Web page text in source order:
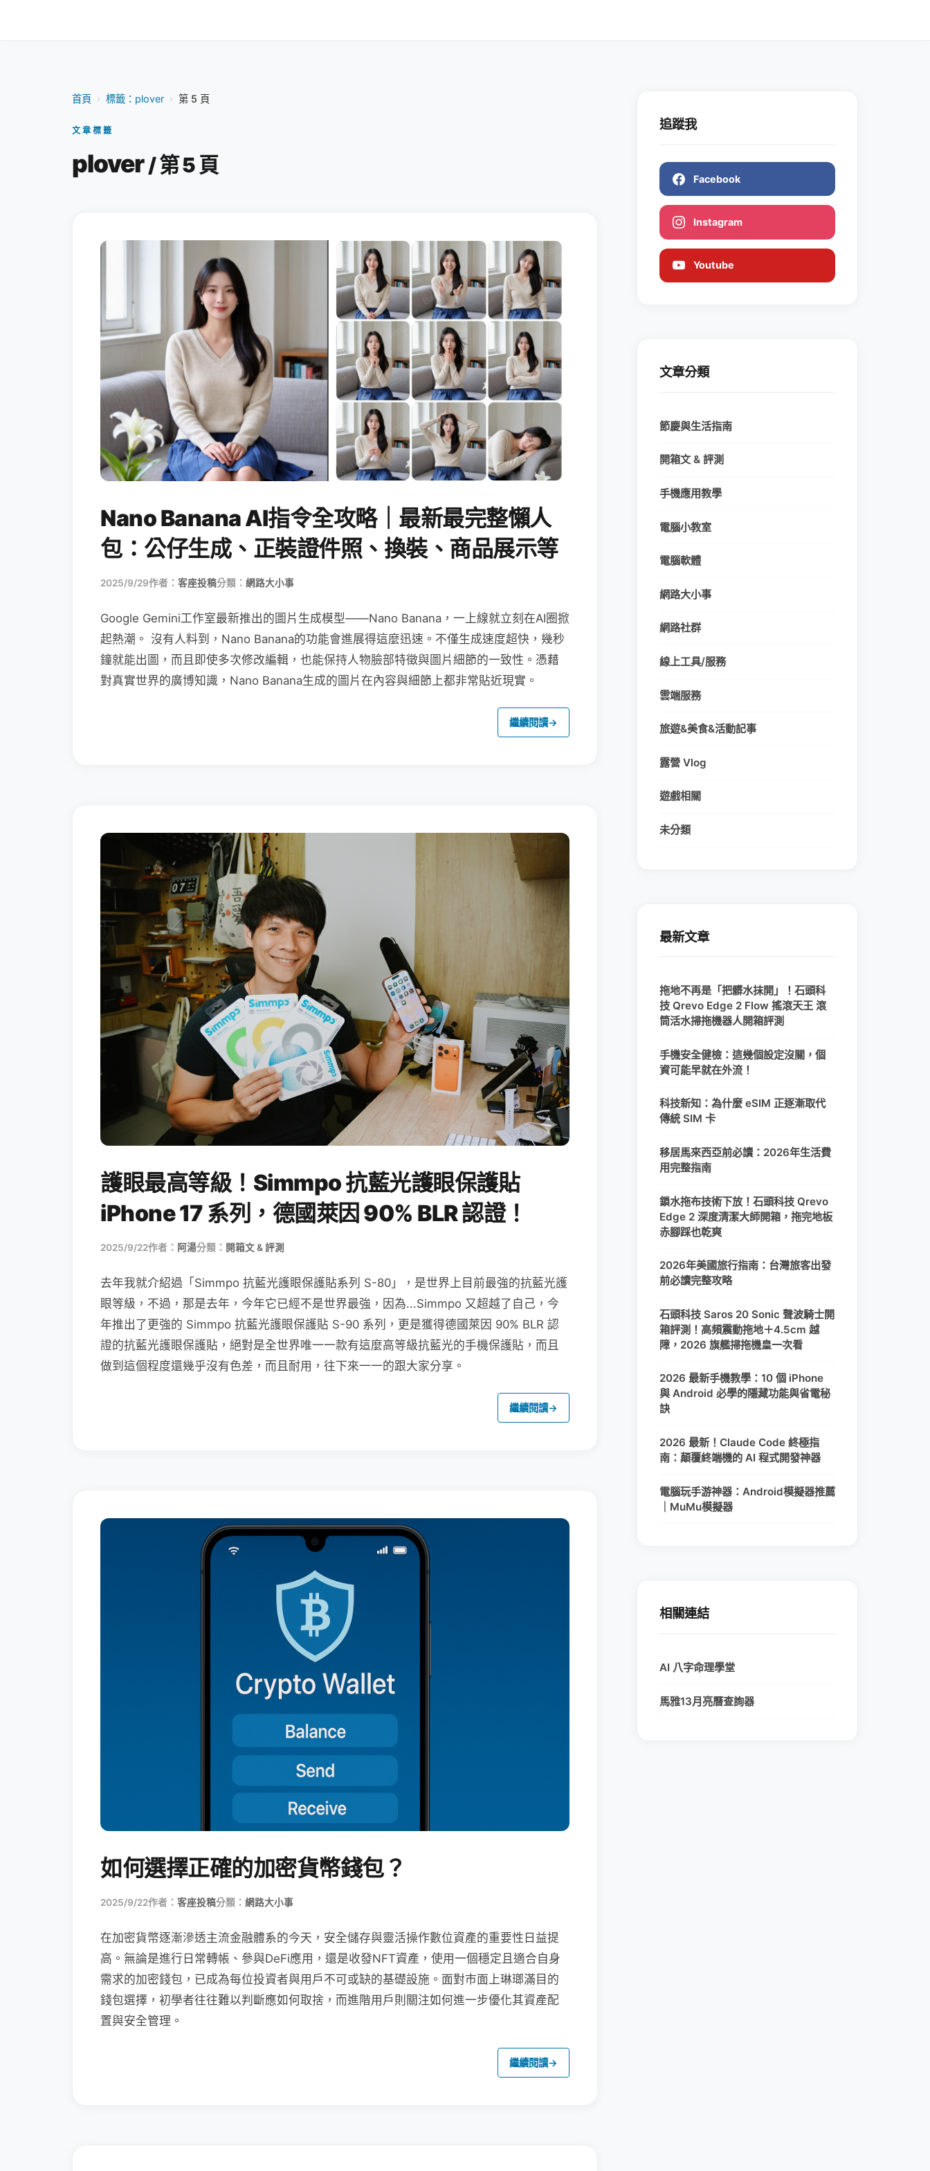
首頁 › 標籤：plover › 第 5 頁
文章標籤
plover/ 第 5 頁
Nano Banana AI指令全攻略｜最新最完整懶人
包：公仔生成、正裝證件照、換裝、商品展示等
2025/9/29作者： 客座投稿分類： 網路大小事
Google Gemini工作室最新推出的圖片生成模型——Nano Banana，一上線就立刻在AI圈掀
起熱潮。 沒有人料到，Nano Banana的功能會進展得這麼迅速。不僅生成速度超快，幾秒
鐘就能出圖，而且即使多次修改編輯，也能保持人物臉部特徵與圖片細節的一致性。憑藉
對真實世界的廣博知識，Nano Banana生成的圖片在內容與細節上都非常貼近現實。
繼續閱讀→
護眼最高等級！Simmpo 抗藍光護眼保護貼
iPhone 17 系列，德國萊因 90% BLR 認證！
2025/9/22作者： 阿湯分類： 開箱文 & 評測
去年我就介紹過「Simmpo 抗藍光護眼保護貼系列 S-80」，是世界上目前最強的抗藍光護
眼等級，不過，那是去年，今年它已經不是世界最強，因為...Simmpo 又超越了自己，今
年推出了更強的 Simmpo 抗藍光護眼保護貼 S-90 系列，更是獲得德國萊因 90% BLR 認
證的抗藍光護眼保護貼，絕對是全世界唯一一款有這麼高等級抗藍光的手機保護貼，而且
做到這個程度還幾乎沒有色差，而且耐用，往下來一一的跟大家分享。
繼續閱讀→
如何選擇正確的加密貨幣錢包？
2025/9/22作者： 客座投稿分類： 網路大小事
在加密貨幣逐漸滲透主流金融體系的今天，安全儲存與靈活操作數位資產的重要性日益提
高。無論是進行日常轉帳、參與DeFi應用，還是收發NFT資產，使用一個穩定且適合自身
需求的加密錢包，已成為每位投資者與用戶不可或缺的基礎設施。面對市面上琳瑯滿目的
錢包選擇，初學者往往難以判斷應如何取捨，而進階用戶則關注如何進一步優化其資產配
置與安全管理。
繼續閱讀→
追蹤我
Facebook
Instagram
Youtube
文章分類
節慶與生活指南
開箱文 & 評測
手機應用教學
電腦小教室
電腦軟體
網路大小事
網路社群
線上工具/服務
雲端服務
旅遊&美食&活動記事
露營 Vlog
遊戲相關
未分類
最新文章
拖地不再是「把髒水抹開」！石頭科
技 Qrevo Edge 2 Flow 搖滾天王 滾
筒活水掃拖機器人開箱評測
手機安全健檢：這幾個設定沒關，個
資可能早就在外流！
科技新知：為什麼 eSIM 正逐漸取代
傳統 SIM 卡
移居馬來西亞前必讀：2026年生活費
用完整指南
鎖水拖布技術下放！石頭科技 Qrevo
Edge 2 深度清潔大師開箱，拖完地板
赤腳踩也乾爽
2026年美國旅行指南：台灣旅客出發
前必讀完整攻略
石頭科技 Saros 20 Sonic 聲波騎士開
箱評測！高頻震動拖地＋4.5cm 越
障，2026 旗艦掃拖機皇一次看
2026 最新手機教學：10 個 iPhone
與 Android 必學的隱藏功能與省電秘
訣
2026 最新！Claude Code 終極指
南：顛覆終端機的 AI 程式開發神器
電腦玩手游神器：Android模擬器推薦
｜MuMu模擬器
相關連結
AI 八字命理學堂
馬雅13月亮曆查詢器